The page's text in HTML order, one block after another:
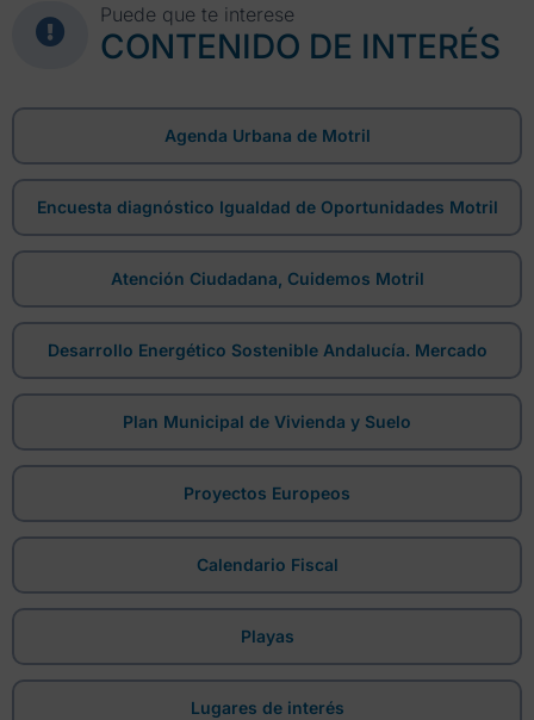
Puede que te interese
CONTENIDO DE INTERÉS
Agenda Urbana de Motril
Encuesta diagnóstico Igualdad de Oportunidades Motril
Atención Ciudadana, Cuidemos Motril
Desarrollo Energético Sostenible Andalucía. Mercado
Plan Municipal de Vivienda y Suelo
Proyectos Europeos
Calendario Fiscal
Playas
Lugares de interés